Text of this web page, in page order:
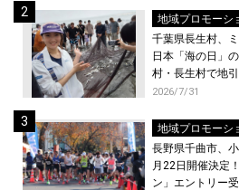
地域プロモーシ
千葉県長生村、
日本「海の日」
村・長生村で地
2026/7/31
地域プロモーシ
長野県千曲市、
月22日開催決定
ン」エントリー受